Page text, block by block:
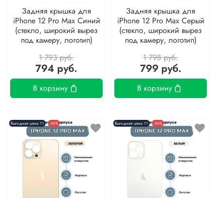
Задняя крышка для
iPhone 12 Pro Max Синий
(стекло, широкий вырез
под камеру, логотип)
1 793 руб.
794 руб.
В корзину
Задняя крышка для
iPhone 12 Pro Max Серый
(стекло, широкий вырез
под камеру, логотип)
1 798 руб.
799 руб.
В корзину
Выгодная цена !!! -56% Выгодная цена !!! -56%